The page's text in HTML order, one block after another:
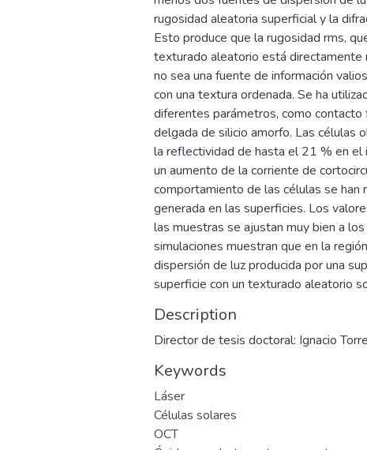
rugosidad aleatoria superficial y la
Esto produce que la rugosidad rms,
texturado aleatorio está directamente
no sea una fuente de información
con una textura ordenada. Se ha
diferentes parámetros, como contacto
delgada de silicio amorfo. Las células
la reflectividad de hasta el 21 % en
un aumento de la corriente de
comportamiento de las células se han
generada en las superficies. Los
las muestras se ajustan muy bien a
simulaciones muestran que en la
dispersión de luz producida por una
superficie con un texturado aleatorio
Description
Director de tesis doctoral: Ignacio
Keywords
Láser
Células solares
OCT